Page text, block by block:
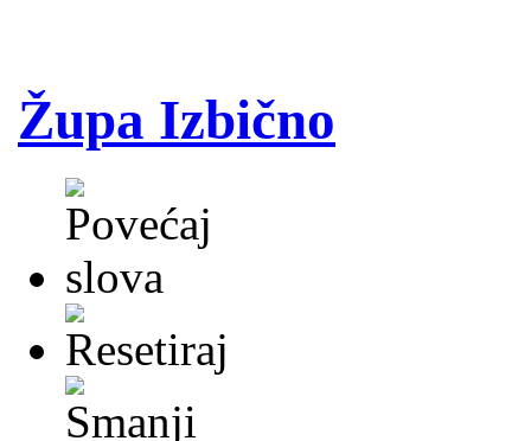
Župa Izbično